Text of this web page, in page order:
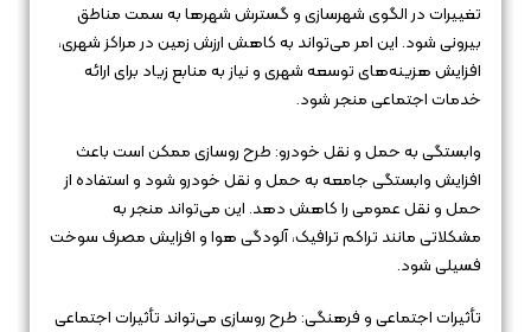
تغییرات در الگوی شهرسازی و گسترش شهرها به سمت مناطق
بیرونی شود. این امر می‌تواند به کاهش ارزش زمین در مراکز شهری،
افزایش هزینه‌های توسعه شهری و نیاز به منابع زیاد برای ارائه
خدمات اجتماعی منجر شود.
وابستگی به حمل و نقل خودرو: طرح روسازی ممکن است باعث
افزایش وابستگی جامعه به حمل و نقل خودرو شود و استفاده از
حمل و نقل عمومی را کاهش دهد. این می‌تواند منجر به
مشکلاتی مانند تراکم ترافیک، آلودگی هوا و افزایش مصرف سوخت
فسیلی شود.
تأثیرات اجتماعی و فرهنگی: طرح روسازی می‌تواند تأثیرات اجتماعی